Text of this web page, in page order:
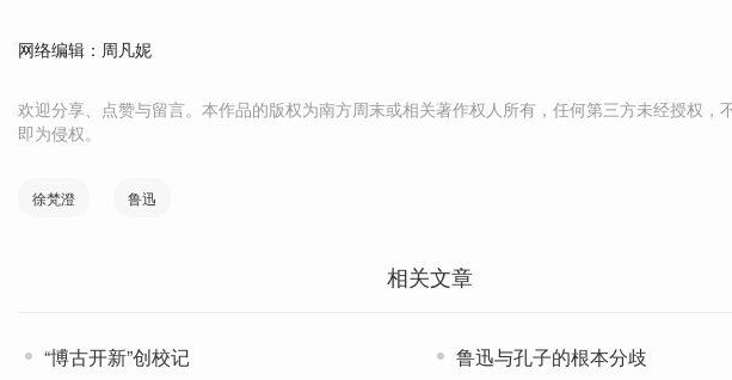
网络编辑：周凡妮
欢迎分享、点赞与留言。本作品的版权为南方周末或相关著作权人所有，任何第三方未经授权，
即为侵权。
徐梵澄 鲁迅
相关文章
“博古开新”创校记 鲁迅与孔子的根本分歧